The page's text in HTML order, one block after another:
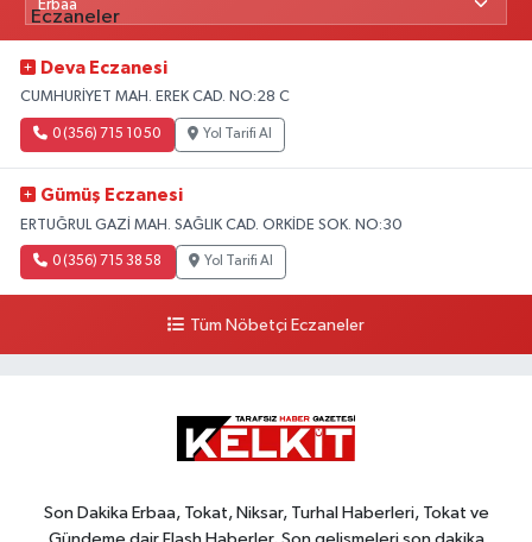
Deva Eczanesi
CUMHURİYET MAH. EREK CAD. NO:28 C
0 (356) 715 10 50 Yol Tarifi Al
Gümüş Eczanesi
ERTUĞRUL GAZİ MAH. SAĞLIK CAD. ORKİDE SOK. NO:30
0 (356) 715 38 58 Yol Tarifi Al
Tüm Nöbetçi Eczaneler
Son Dakika Erbaa, Tokat, Niksar, Turhal Haberleri, Tokat ve
Gündeme dair Flash Haberler, Son gelişmeleri son dakika